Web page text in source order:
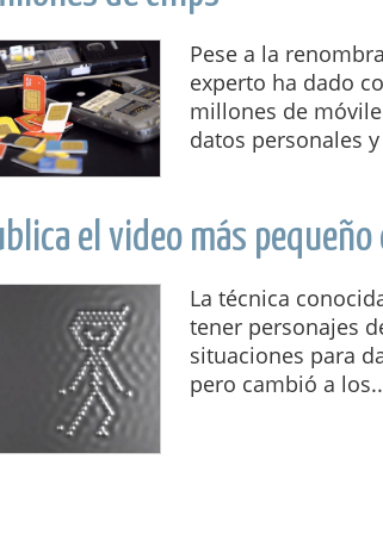
Pese a la
experto ha dado
millones de
datos personales
el video más
La técnica
tener personajes
situaciones para
pero cambió a